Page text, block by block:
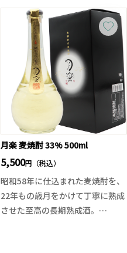
「杜氏の魂が時代を超えて挑戦す
る」新たな六花の味わいをお楽し
みください。
月楽 麦焼酎 33% 500ml
5,500円（税込）
昭和58年に仕込まれた麦焼酎を、
22年もの歳月をかけて丁寧に熟成
させた至高の長期熟成酒。